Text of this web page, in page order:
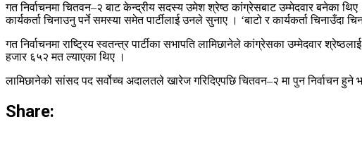
गत निर्वाचनमा चितवन–२ बाट केन्द्रीय सदस्य उमेश श्रेष्ठ कांग्रेसबाट उम्मेदवार बनेका
कार्यकर्ता चिनाउनु पर्ने समस्या समेत पार्टीलाई उनले सुनाए । ‘बाटो र कार्यकर्ता चिनाउँदा
गत निर्वाचनमा राष्ट्रिय स्वतन्त्र पार्टीका सभापति लामिछानेले कांग्रेसका उम्मेदवार
हजार ६५२ मत ल्याएका थिए ।
लामिछानेको सांसद पद सर्वोच्च अदालतले खारेज गरिदिएपछि चितवन–२ मा पुन निर्वाचन हुने
Share: